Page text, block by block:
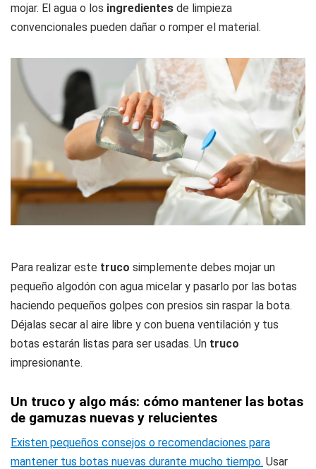
mojar. El agua o los ingredientes de limpieza
convencionales pueden dañar o romper el material.
Para realizar este truco simplemente debes mojar un
pequeño algodón con agua micelar y pasarlo por las botas
haciendo pequeños golpes con presios sin raspar la bota.
Déjalas secar al aire libre y con buena ventilación y tus
botas estarán listas para ser usadas. Un truco
impresionante.
Un truco y algo más: cómo mantener las botas
de gamuzas nuevas y relucientes
Existen pequeños consejos o recomendaciones para
mantener tus botas nuevas durante mucho tiempo. Usar